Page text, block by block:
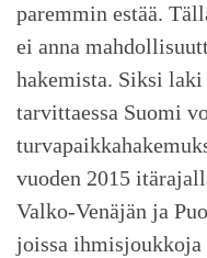
paremmin estää.
ei anna
hakemista. Siksi
tarvittaessa Suomi
vuoden 2015
Valko-Venäjän ja
joissa ihmisjoukkoja